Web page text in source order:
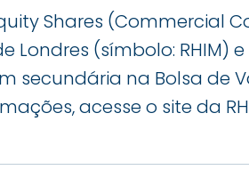
Shares (Commercial
Londres (símbolo: RHIM)
secundária na Bolsa de
acesse o site da